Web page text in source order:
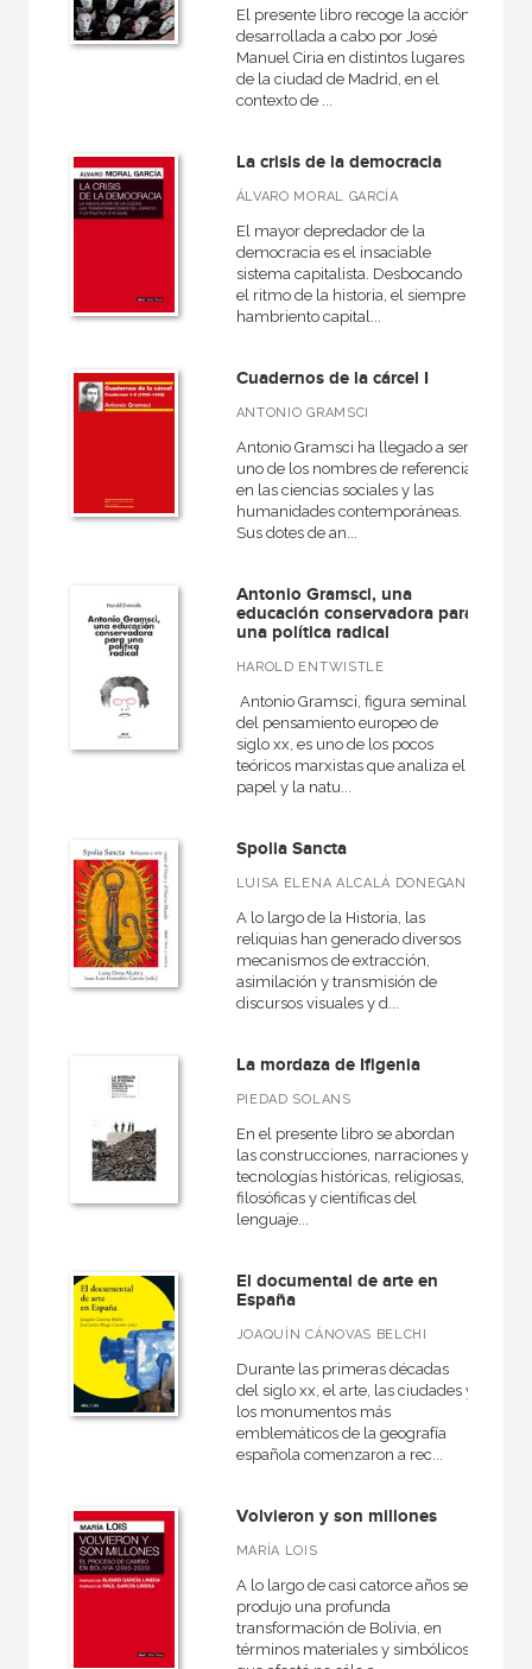
El presente libro recoge la acción
desarrollada a cabo por José
Manuel Ciria en distintos lugares
de la ciudad de Madrid, en el
contexto de ...
La crisis de la democracia
ÁLVARO MORAL GARCÍA
El mayor depredador de la
democracia es el insaciable
sistema capitalista. Desbocando
el ritmo de la historia, el siempre
hambriento capital...
Cuadernos de la cárcel I
ANTONIO GRAMSCI
Antonio Gramsci ha llegado a ser
uno de los nombres de referencia
en las ciencias sociales y las
humanidades contemporáneas.
Sus dotes de an...
Antonio Gramsci, una
educación conservadora para
una política radical
HAROLD ENTWISTLE
Antonio Gramsci, figura seminal
del pensamiento europeo de
siglo xx, es uno de los pocos
teóricos marxistas que anali­za el
papel y la natu...
Spolia Sancta
LUISA ELENA ALCALÁ DONEGANI
A lo largo de la Historia, las
reliquias han generado diversos
mecanismos de extracción,
asimilación y transmisión de
discursos visuales y d...
La mordaza de Ifigenia
PIEDAD SOLANS
En el presente libro se abordan
las construcciones, narraciones y
tecnologías históricas, religiosas,
filosóficas y científicas del
lenguaje...
El documental de arte en
España
JOAQUÍN CÁNOVAS BELCHI
Durante las primeras décadas
del siglo xx, el arte, las ciudades y
los monumentos más
emblemáticos de la geografía
española comenzaron a rec...
Volvieron y son millones
MARÍA LOIS
A lo largo de casi catorce años se
produjo una profunda
transformación de Bolivia, en
términos materiales y simbólicos,